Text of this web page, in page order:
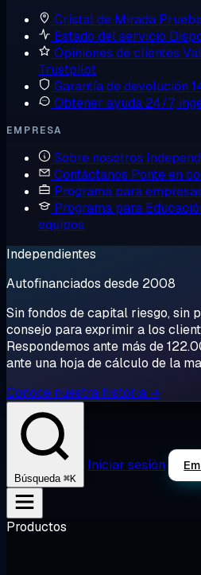
Cristal de Mirada
Estado del servicio
Opiniones de clientes
Trustpilot
Garantía de devolución
Obtener ayuda 24/7,
EMPRESA
Sobre nosotros
Contáctanos Ponte en
Programa para
Programa para
equipos
Independientes
Autofinanciados desde 2008
Sin fondos de capital riesgo, sin
consejo para exprimir a los
Respondemos ante más de
ante una hoja de cálculo de la
Conoce nuestra historia →
Búsqueda ⌘K
Iniciar sesión
Productos